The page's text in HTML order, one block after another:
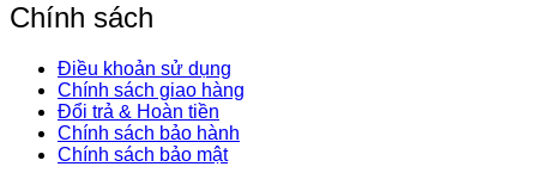
Chính sách
Điều khoản sử dụng
Chính sách giao hàng
Đổi trả & Hoàn tiền
Chính sách bảo hành
Chính sách bảo mật